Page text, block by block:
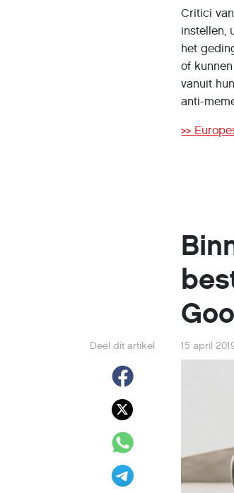
Critici
instellen,
het
of
vanuit
anti-
>>
Deel dit artikel 15 april